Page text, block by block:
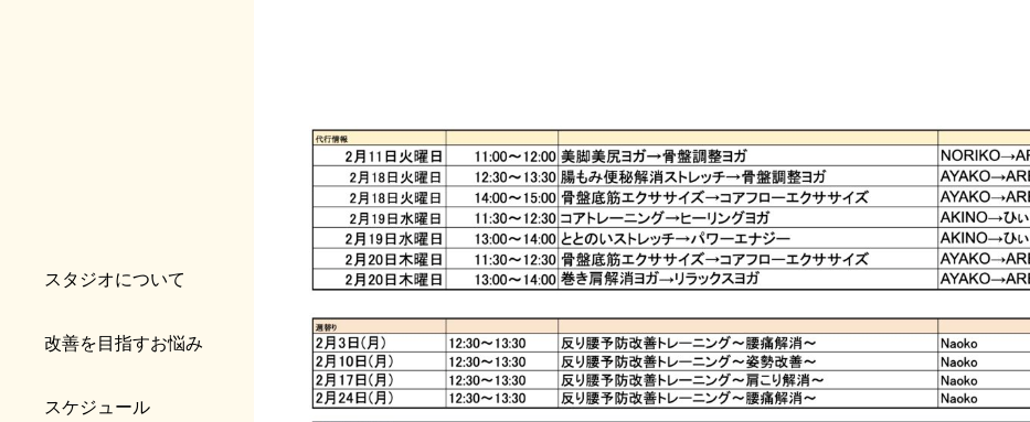
スタジオについて
改善を目指すお悩み
スケジュール